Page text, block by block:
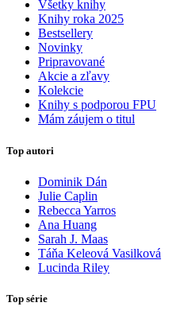
Všetky knihy
Knihy roka 2025
Bestsellery
Novinky
Pripravované
Akcie a zľavy
Kolekcie
Knihy s podporou FPU
Mám záujem o titul
Top autori
Dominik Dán
Julie Caplin
Rebecca Yarros
Ana Huang
Sarah J. Maas
Táňa Keleová Vasilková
Lucinda Riley
Top série